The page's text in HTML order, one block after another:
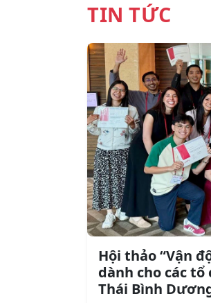
TIN TỨC
Hội thảo “Vận
dành cho các
Thái Bình